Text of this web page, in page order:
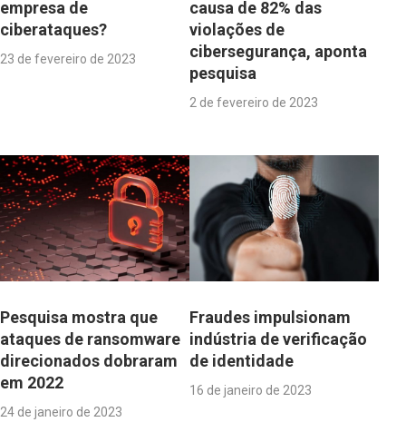
empresa de
ciberataques?
23 de fevereiro de 2023
causa de 82% das
violações de
cibersegurança, aponta
pesquisa
2 de fevereiro de 2023
Pesquisa mostra que
ataques de ransomware
direcionados dobraram
em 2022
24 de janeiro de 2023
Fraudes impulsionam
indústria de verificação
de identidade
16 de janeiro de 2023